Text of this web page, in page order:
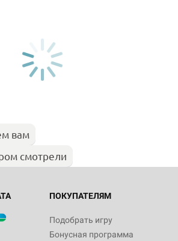
вам
смотрели
ПОКУПАТЕЛЯМ
Подобрать игру
Бонусная программа